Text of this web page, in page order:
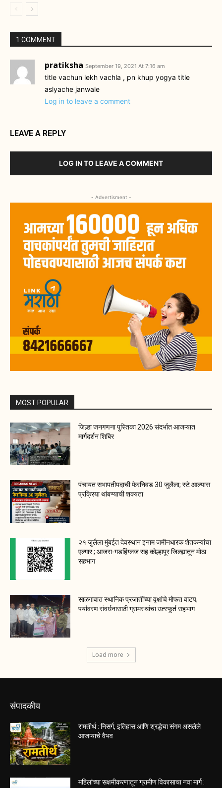
1 COMMENT
pratiksha September 19, 2021 At 7:16 am
title vachun lekh vachla , pn khup yogya title
aslyache janwale
Log in to leave a comment
LEAVE A REPLY
LOG IN TO LEAVE A COMMENT
- Advertisment -
MOST POPULAR
जिल्हा जनगणना पुस्तिका 2026 संदर्भात आजऱ्यात
मार्गदर्शन शिबिर
पंचायत सभापतीपदाची फेरनिवड 30 जुलैला; स्टे आल्यास
प्रक्रिया थांबण्याची शक्यता
२१ जुलैला मुंबईत देवस्थान इनाम जमीनधारक शेतकऱ्यांचा
एल्गार ; आजरा-गडहिंग्लज सह कोल्हापूर जिल्ह्यातून मोठा
सहभाग
साळगावात स्थानिक प्रजातींच्या वृक्षांचे मोफत वाटप;
पर्यावरण संवर्धनासाठी ग्रामस्थांचा उत्स्फूर्त सहभाग
Load more
संपादकीय
रामतीर्थ : निसर्ग, इतिहास आणि श्रद्धेचा संगम असलेले
आजऱ्याचे वैभव
महिलांच्या सक्षमीकरणातून ग्रामीण विकासाचा नवा मार्ग :